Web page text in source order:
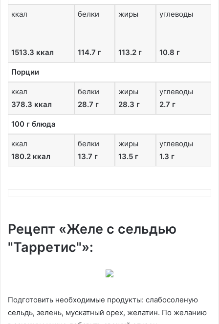
ккал
1513.3 ккал
белки
114.7 г
жиры
113.2 г
углеводы
10.8 г
Порции
ккал
378.3 ккал
белки
28.7 г
жиры
28.3 г
углеводы
2.7 г
100 г блюда
ккал
180.2 ккал
белки
13.7 г
жиры
13.5 г
углеводы
1.3 г
Рецепт «Желе с сельдью
"Тарретис"»:
Подготовить необходимые продукты: слабосоленую
сельдь, зелень, мускатный орех, желатин. По желанию